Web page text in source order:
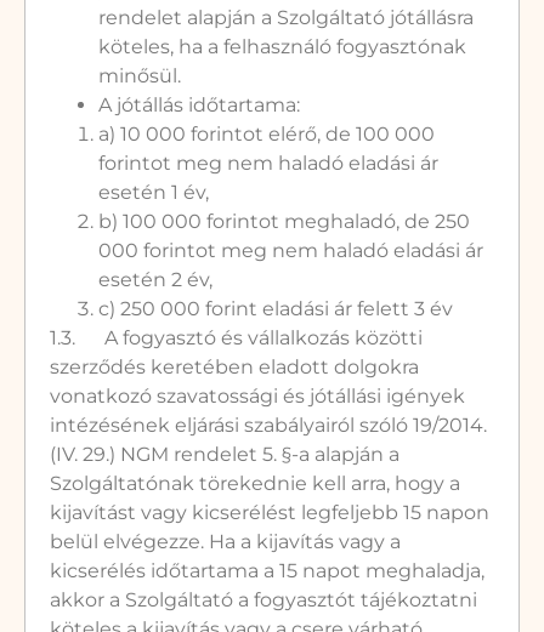
rendelet alapján a Szolgáltató jótállásra
köteles, ha a felhasználó fogyasztónak
minősül.
A jótállás időtartama:
a) 10 000 forintot elérő, de 100 000
forintot meg nem haladó eladási ár
esetén 1 év,
b) 100 000 forintot meghaladó, de 250
000 forintot meg nem haladó eladási ár
esetén 2 év,
c) 250 000 forint eladási ár felett 3 év
1.3. A fogyasztó és vállalkozás közötti
szerződés keretében eladott dolgokra
vonatkozó szavatossági és jótállási igények
intézésének eljárási szabályairól szóló 19/2014.
(IV. 29.) NGM rendelet 5. §-a alapján a
Szolgáltatónak törekednie kell arra, hogy a
kijavítást vagy kicserélést legfeljebb 15 napon
belül elvégezze. Ha a kijavítás vagy a
kicserélés időtartama a 15 napot meghaladja,
akkor a Szolgáltató a fogyasztót tájékoztatni